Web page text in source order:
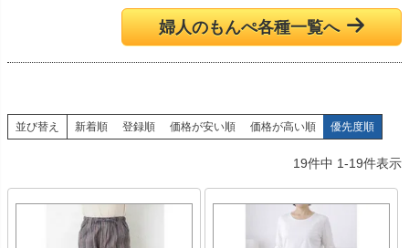
婦人のもんぺ各種一覧へ
並び替え 新着順 登録順 価格が安い順 価格が高い順 優先度順
19件中 1-19件表示